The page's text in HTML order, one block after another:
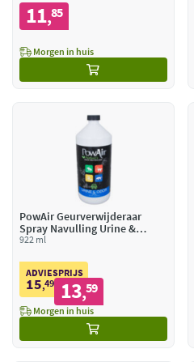
11,85
Morgen in huis
PowAir Geurverwijderaar
Spray Navulling Urine &
Odour
922 ml
ADVIESPRIJS
15,49 13,59
Morgen in huis